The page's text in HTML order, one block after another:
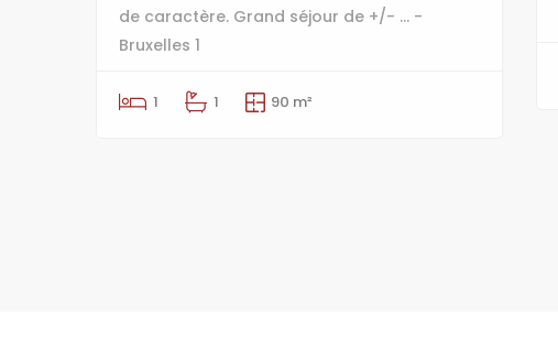
de caractère. Grand séjour de +/- ... -
Bruxelles 1
1 1 90 m²